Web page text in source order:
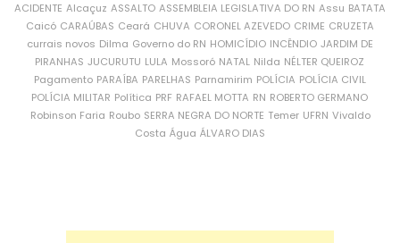
ACIDENTE Alcaçuz ASSALTO ASSEMBLEIA LEGISLATIVA DO RN Assu BATATA
Caicó CARAÚBAS Ceará CHUVA CORONEL AZEVEDO CRIME CRUZETA
currais novos Dilma Governo do RN HOMICÍDIO INCÊNDIO JARDIM DE
PIRANHAS JUCURUTU LULA Mossoró NATAL Nilda NÉLTER QUEIROZ
Pagamento PARAÍBA PARELHAS Parnamirim POLÍCIA POLÍCIA CIVIL
POLÍCIA MILITAR Política PRF RAFAEL MOTTA RN ROBERTO GERMANO
Robinson Faria Roubo SERRA NEGRA DO NORTE Temer UFRN Vivaldo
Costa Água ÁLVARO DIAS